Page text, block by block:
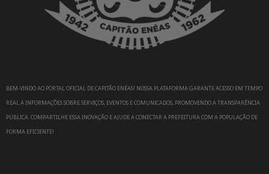
BEM-VINDO AO PORTAL OFICIAL DE CAPITÃO ENÉAS! NOSSA PLATAFORMA GARANTE ACESSO EM TEMPO
REAL A INFORMAÇÕES SOBRE SERVIÇOS, EVENTOS E COMUNICADOS, PROMOVENDO A TRANSPARÊNCIA
PÚBLICA. COMPARTILHE ESSA INOVAÇÃO E AJUDE A CONECTAR A PREFEITURA COM A POPULAÇÃO DE
FORMA EFICIENTE!